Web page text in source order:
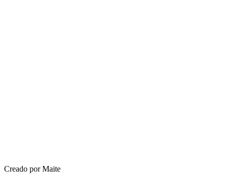
Creado por Maite